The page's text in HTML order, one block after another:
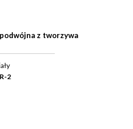
z tworzywa
2